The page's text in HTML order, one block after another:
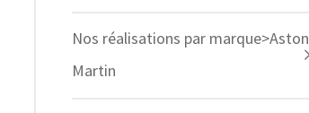
Nos réalisations par marque>Aston
Martin